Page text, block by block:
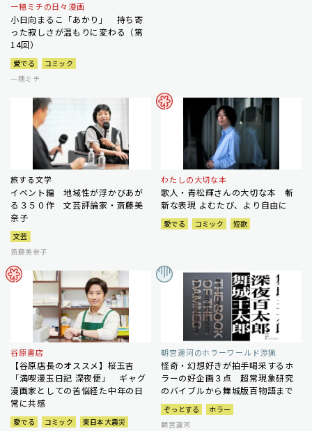
一穂ミチの日々漫画
小日向まるこ「あかり」 持ち寄
った寂しさが温もりに変わる（第
14回）
愛でる
コミック
一穂ミチ
旅する文学
イベント編 地域性が浮かびあが
る３５０作 文芸評論家・斎藤美
奈子
文芸
斎藤美奈子
わたしの大切な本
歌人・青松輝さんの大切な本 斬
新な表現 よむたび、より自由に
愛でる コミック 短歌
谷原書店
【谷原店長のオススメ】桜玉吉
「満喫漫玉日記 深夜便」 ギャグ
漫画家としての苦悩経た中年の日
常に共感
愛でる コミック
東日本大震災
朝宮運河のホラーワールド渉猟
怪奇・幻想好きが拍手喝采するホ
ラーの好企画３点 超常現象研究
のバイブルから舞城版百物語まで
ぞっとする
ホラー
朝宮運河